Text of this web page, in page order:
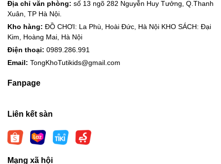
Địa chỉ văn phòng: số 13 ngõ 282 Nguyễn Huy Tưởng, Q.Thanh
Xuân, TP Hà Nội.
Kho hàng: ĐỒ CHƠI: La Phù, Hoài Đức, Hà Nội KHO SÁCH: Đại
Kim, Hoàng Mai, Hà Nội
Điện thoại: 0989.286.991
Email: TongKhoTutikids@gmail.com
Fanpage
Liên kết sàn
Mạng xã hội